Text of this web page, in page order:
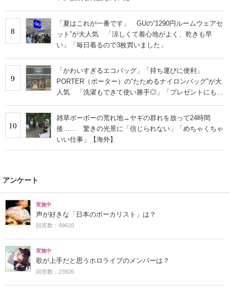
8
「夏はこれが一番です」 GUの“1290円ルームウェアセ
ット”が大人気 「涼しくて着心地がよく、乾きも早
い」「毎日着るので3枚買いました」
9
「かわいすぎるエコバッグ」「持ち運びに便利」
PORTER（ポーター）の“たためるナイロンバッグ”が大
人気 「洗濯もできて使い勝手◎」「プレゼントにもお
10
雑草ボーボーの荒れ地→ヤギの群れを放って24時間
後…… 驚きの光景に「信じられない」「めちゃくちゃ
いい仕事」【海外】
アンケート
実施中
声が好きな「日本のボーカリスト」は？
回答数：49620
実施中
歌が上手だと思うホロライブのメンバーは？
回答数：23926